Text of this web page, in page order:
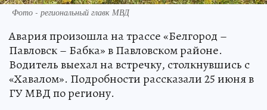
Фото - региональный главк МВД
Авария произошла на трассе «Белгород –
Павловск – Бабка» в Павловском районе.
Водитель выехал на встречку, столкнувшись с
«Хавалом». Подробности рассказали 25 июня в
ГУ МВД по региону.